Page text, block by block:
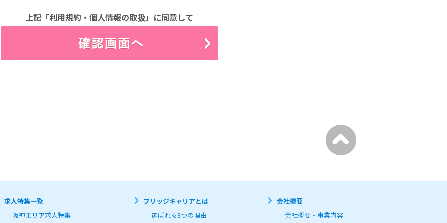
情報について、別途定める「個人情報保護方針」
あたって以下の行為を行わないものとします。
話番号、Eメールアドレス、ファックス番号、職業、学歴、職歴等、個人を識別できる情報を、お問い合わせ回答、当社が行う職
的の範囲内で利用するものとし、次のいずれかに該当する場合を除き、第三者への開示及び提供は行いません。
よる承諾がある場合
報提供者と接触する第三者の生命が危険にさらされる恐れがあると当社が判断した場合
上記「利用規約・個人情報の取扱」に同意して
求人特集一覧
阪神エリア求人特集
ブリッジキャリアとは
選ばれる3つの理由
会社概要
会社概要・事業内容